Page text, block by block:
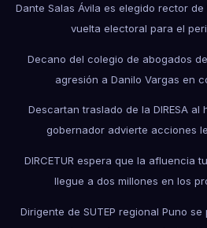
Dante Salas Ávila es elegido rector
vuelta electoral para el
Decano del colegio de abogados
agresión a Danilo Vargas en
Descartan traslado de la DIRESA al
gobernador advierte acciones
DIRCETUR espera que la afluencia
llegue a dos millones en los
Dirigente de SUTEP regional Puno